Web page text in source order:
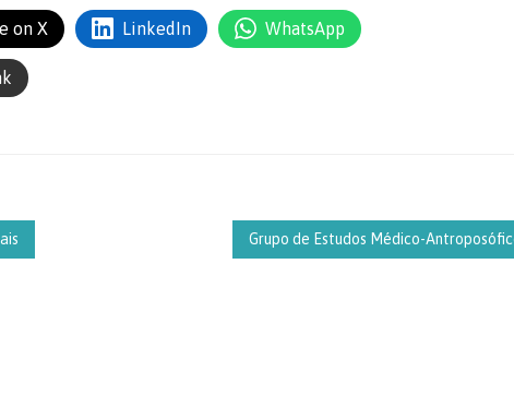
on X LinkedIn WhatsApp
Grupo de Estudos Médico-